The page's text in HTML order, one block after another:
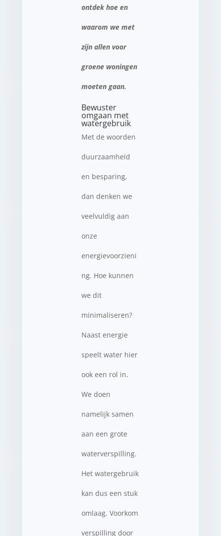
ontdek hoe en
waarom we met
zijn allen voor
groene woningen
moeten gaan.
Bewuster
omgaan met
watergebruik
Met de woorden
duurzaamheid
en besparing,
dan denken we
veelvuldig aan
onze
energievoorzieni
ng. Hoe kunnen
we dit
minimaliseren?
Naast energie
speelt water hier
ook een rol in.
We doen
namelijk samen
aan een grote
waterverspilling.
Het watergebruik
kan dus een stuk
omlaag. Voorkom
verspilling door